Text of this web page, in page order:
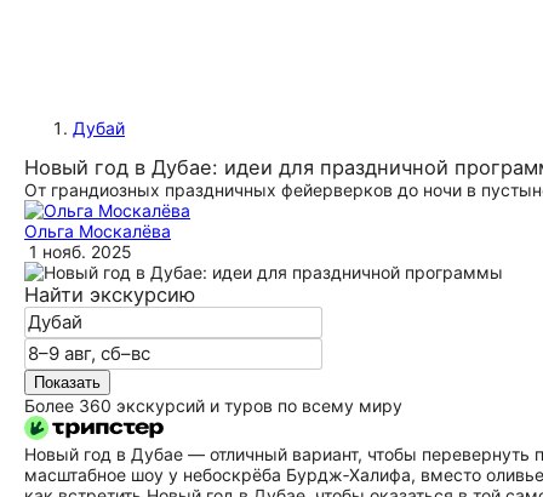
Дубай
Новый год в Дубае: идеи для праздничной
От грандиозных праздничных фейерверков до ночи в
Ольга Москалёва
1 нояб. 2025
Найти экскурсию
Показать
Более 360 экскурсий и туров по всему миру
Новый год в Дубае — отличный вариант, чтобы
масштабное шоу у небоскрёба Бурдж‑Халифа, вместо